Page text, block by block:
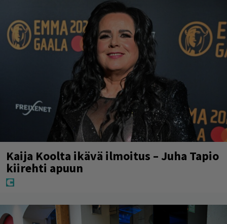
Kaija Koolta ikävä ilmoitus – Juha Tapio
kiirehti apuun